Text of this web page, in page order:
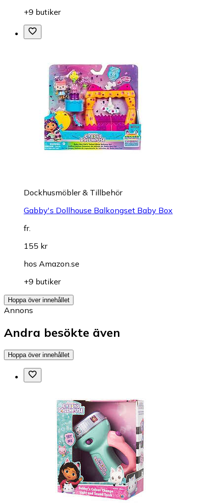
+9 butiker
Dockhusmöbler & Tillbehör
Gabby's Dollhouse Balkongset Baby Box
fr.
155 kr
hos Amazon.se
+9 butiker
Hoppa över innehållet
Annons
Andra besökte även
Hoppa över innehållet